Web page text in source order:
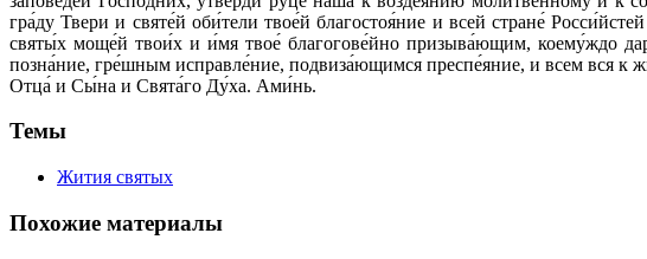
гра́ду Твери и святе́й оби́тели твое́й благостоя́ние и всей стране́
святы́х моще́й твои́х и и́мя твое́ благогове́йно призыва́ющим, коему́ждо
позна́ние, гре́шным исправле́ние, подвиза́ющимся преспе́яние, и всем вся к
Отца́ и Сы́на и Свята́го Ду́ха. Ами́нь.
Темы
Жития святых
Похожие материалы